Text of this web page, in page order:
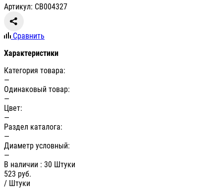
Артикул: СВ004327
Сравнить
Характеристики
Категория товара:
—
Одинаковый товар:
—
Цвет:
—
Раздел каталога:
—
Диаметр условный:
—
В наличии : 30 Штуки
523 руб.
/ Штуки